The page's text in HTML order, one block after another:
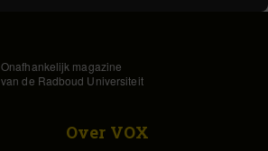
Onafhankelijk magazine
van de Radboud Universiteit
Over VOX